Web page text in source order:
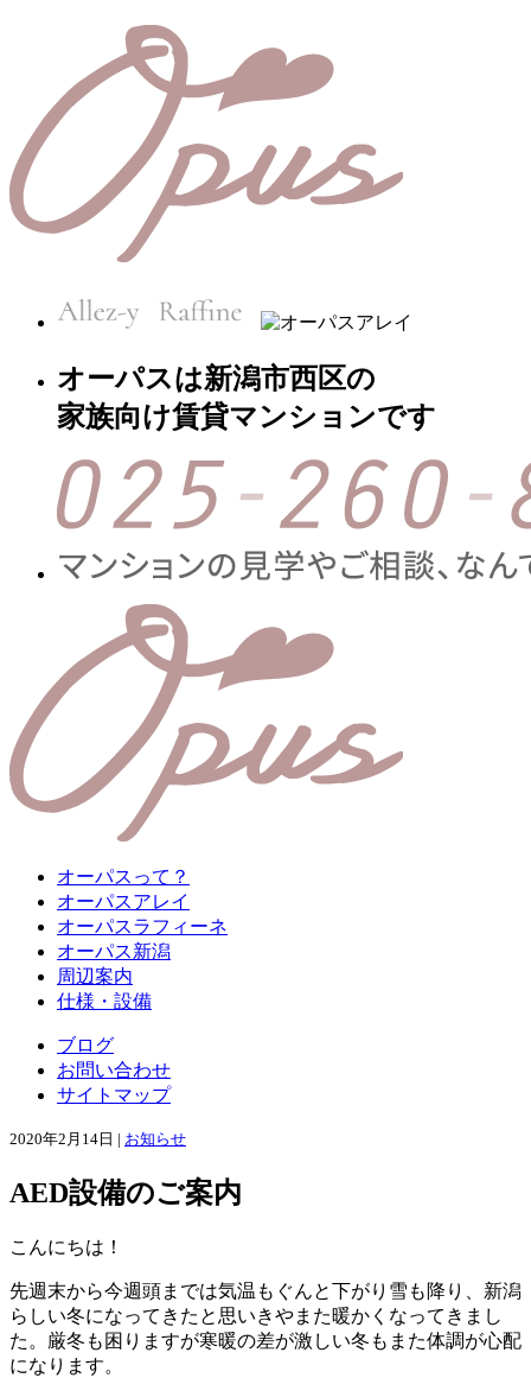
オーパスは新潟市西区の
家族向け賃貸マンションです
オーパスって？
オーパスアレイ
オーパスラフィーネ
オーパス新潟
周辺案内
仕様・設備
ブログ
お問い合わせ
サイトマップ
2020年2月14日 | お知らせ
AED設備のご案内
こんにちは！
先週末から今週頭までは気温もぐんと下がり雪も降り、新潟
らしい冬になってきたと思いきやまた暖かくなってきまし
た。厳冬も困りますが寒暖の差が激しい冬もまた体調が心配
になります。